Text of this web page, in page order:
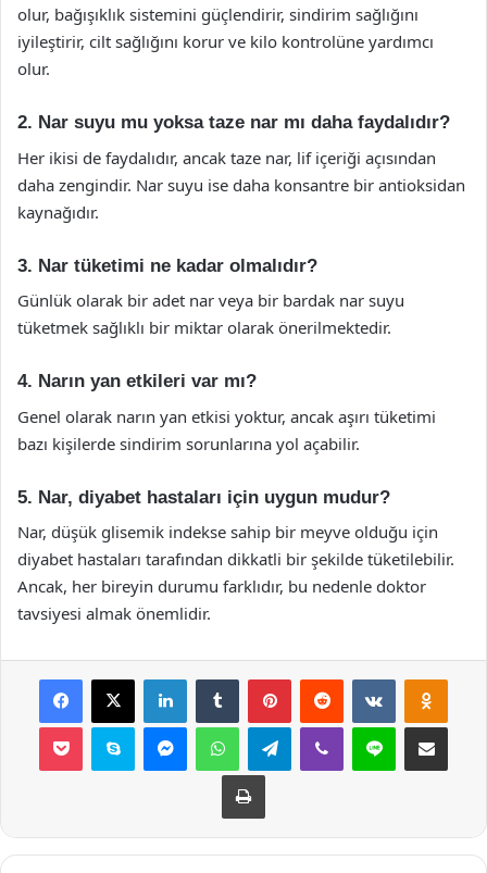
olur, bağışıklık sistemini güçlendirir, sindirim sağlığını
iyileştirir, cilt sağlığını korur ve kilo kontrolüne yardımcı
olur.
2. Nar suyu mu yoksa taze nar mı daha faydalıdır?
Her ikisi de faydalıdır, ancak taze nar, lif içeriği açısından
daha zengindir. Nar suyu ise daha konsantre bir antioksidan
kaynağıdır.
3. Nar tüketimi ne kadar olmalıdır?
Günlük olarak bir adet nar veya bir bardak nar suyu
tüketmek sağlıklı bir miktar olarak önerilmektedir.
4. Narın yan etkileri var mı?
Genel olarak narın yan etkisi yoktur, ancak aşırı tüketimi
bazı kişilerde sindirim sorunlarına yol açabilir.
5. Nar, diyabet hastaları için uygun mudur?
Nar, düşük glisemik indekse sahip bir meyve olduğu için
diyabet hastaları tarafından dikkatli bir şekilde tüketilebilir.
Ancak, her bireyin durumu farklıdır, bu nedenle doktor
tavsiyesi almak önemlidir.
Facebook
X LinkedInTumblr PinterestReddit VKontakte
Pocket Skype MessengerWhatsAppTelegramViber Line E-Posta ile
Yazdır